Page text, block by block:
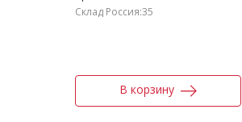
Склад Россия:35
В корзину